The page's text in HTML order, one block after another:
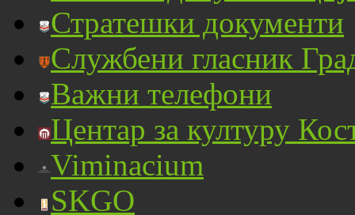
Стратешки документи
Службени гласник
Важни телефони
Центар за културу
Viminacium
SKGO